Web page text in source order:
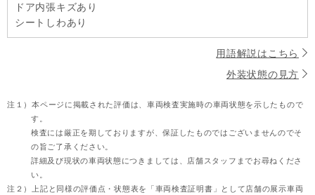
ドア内張キズあり
シートしわあり
用語解説はこちら
外装状態の見方
注１）本ページに掲載された評価は、車両検査実施時の車両状態を示したもので
す。
検査には厳正を期しておりますが、保証したものではございませんのでそ
の旨ご了承ください。
詳細及び現状の車両状態につきましては、店舗スタッフまでお尋ねくださ
い。
注２）
上記と同様の評価点・状態表を「車両検査証明書」として店舗の展示車両